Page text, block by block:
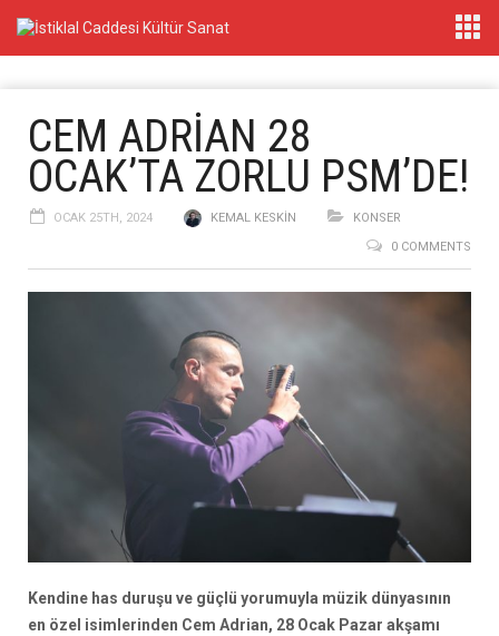
CEM ADRİAN 28
OCAK’TA ZORLU PSM’DE!
OCAK 25TH, 2024 KEMAL KESKIN
KONSER
0 COMMENTS
Kendine has duruşu ve güçlü yorumuyla müzik dünyasının
en özel isimlerinden Cem Adrian, 28 Ocak Pazar akşamı